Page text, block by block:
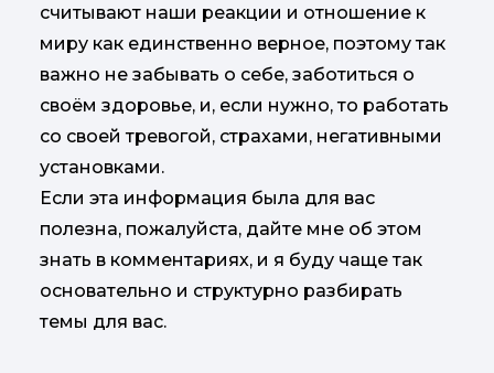
считывают наши реакции и отношение к
миру как единственно верное, поэтому так
важно не забывать о себе, заботиться о
своём здоровье, и, если нужно, то работать
со своей тревогой, страхами, негативными
установками.
Если эта информация была для вас
полезна, пожалуйста, дайте мне об этом
знать в комментариях, и я буду чаще так
основательно и структурно разбирать
темы для вас.